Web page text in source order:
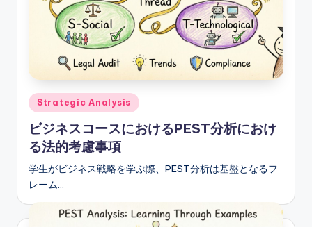
t
s
Posted
in
Strategic Analysis
ビジネスコースにおけるPEST分析におけ
る法的考慮事項
学生がビジネス戦略を学ぶ際、PEST分析は基盤となるフ
レーム…